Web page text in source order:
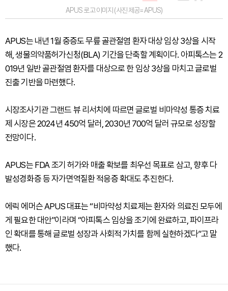
APUS 로고 이미지 (사진 제공=APUS)
APUS는 내년 1월 중증도 무릎 골관절염 환자 대상 임상 3상을 시작
해, 생물의약품허가신청(BLA) 기간을 단축할 계획이다. 아피톡스는 2
019년 일반 골관절염 환자를 대상으로 한 임상 3상을 마치고 글로벌
진출 기반을 마련했다.
시장조사기관 그랜드 뷰 리서치에 따르면 글로벌 비마약성 통증 치료
제 시장은 2024년 450억 달러, 2030년 700억 달러 규모로 성장할
전망이다.
APUS는 FDA 조기 허가와 매출 확보를 최우선 목표로 삼고, 향후 다
발성경화증 등 자가면역질환 적응증 확대도 추진한다.
에릭 에머슨 APUS 대표는 “비마약성 치료제는 환자와 의료진 모두에
게 필요한 대안”이라며 “아피톡스 임상을 조기에 완료하고, 파이프라
인 확대를 통해 글로벌 성장과 사회적 가치를 함께 실현하겠다”고 말
했다.